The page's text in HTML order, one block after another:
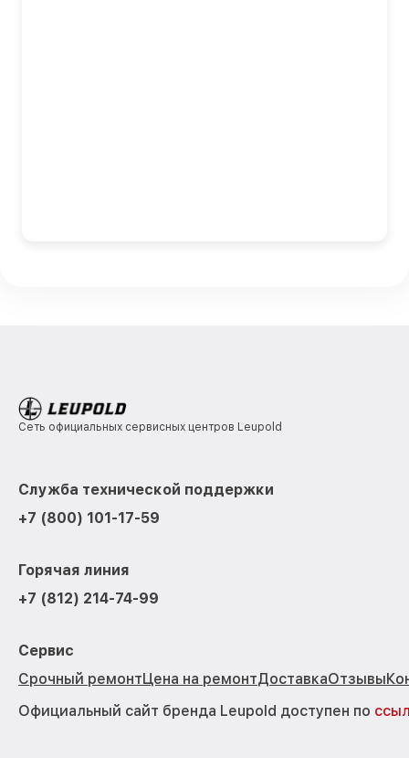
Сеть официальных сервисных центров Leupold
Служба технической поддержки
+7 (800) 101-17-59
Горячая линия
+7 (812) 214-74-99
Сервис
Срочный ремонтЦена на ремонтДоставкаОтзывы
Официальный сайт бренда Leupold доступен по